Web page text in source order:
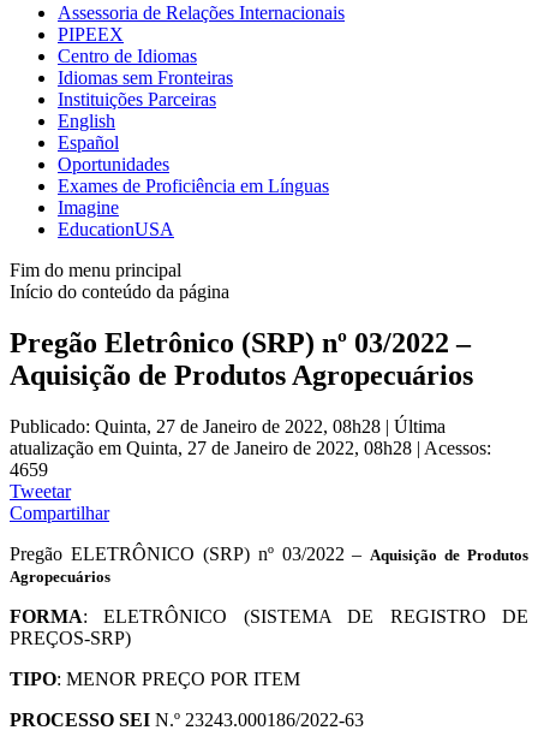
Assessoria de Relações Internacionais
PIPEEX
Centro de Idiomas
Idiomas sem Fronteiras
Instituições Parceiras
English
Español
Oportunidades
Exames de Proficiência em Línguas
Imagine
EducationUSA
Fim do menu principal
Início do conteúdo da página
Pregão Eletrônico (SRP) nº 03/2022 –
Aquisição de Produtos Agropecuários
Publicado: Quinta, 27 de Janeiro de 2022, 08h28 | Última
atualização em Quinta, 27 de Janeiro de 2022, 08h28 | Acessos:
4659
Tweetar
Compartilhar
Pregão ELETRÔNICO (SRP) nº 03/2022 – Aquisição de Produtos
Agropecuários
FORMA: ELETRÔNICO (SISTEMA DE REGISTRO DE
PREÇOS-SRP)
TIPO: MENOR PREÇO POR ITEM
PROCESSO SEI N.º 23243.000186/2022-63